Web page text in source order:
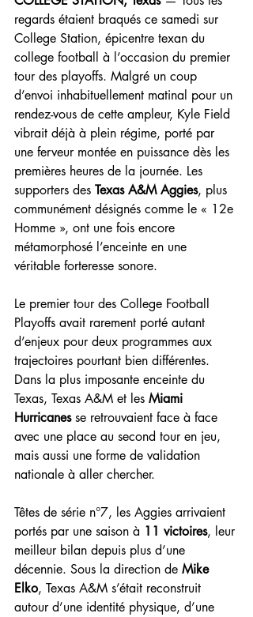
regards étaient braqués ce samedi sur
College Station, épicentre texan du
college football à l’occasion du premier
tour des playoffs. Malgré un coup
d’envoi inhabituellement matinal pour un
rendez-vous de cette ampleur, Kyle Field
vibrait déjà à plein régime, porté par
une ferveur montée en puissance dès les
premières heures de la journée. Les
supporters des Texas A&M Aggies, plus
communément désignés comme le « 12e
Homme », ont une fois encore
métamorphosé l’enceinte en une
véritable forteresse sonore.
Le premier tour des College Football
Playoffs avait rarement porté autant
d’enjeux pour deux programmes aux
trajectoires pourtant bien différentes.
Dans la plus imposante enceinte du
Texas, Texas A&M et les Miami
Hurricanes se retrouvaient face à face
avec une place au second tour en jeu,
mais aussi une forme de validation
nationale à aller chercher.
Têtes de série n°7, les Aggies arrivaient
portés par une saison à 11 victoires, leur
meilleur bilan depuis plus d’une
décennie. Sous la direction de Mike
Elko, Texas A&M s’était reconstruit
autour d’une identité physique, d’une